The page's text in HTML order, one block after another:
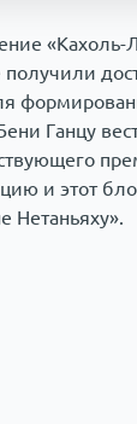
«Кахоль-
Ганцу
и этот
Нетаньяху».